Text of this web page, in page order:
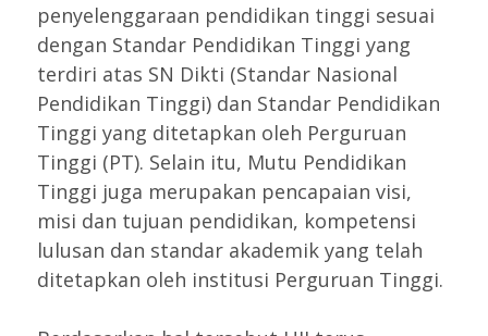
penyelenggaraan pendidikan tinggi sesuai
dengan Standar Pendidikan Tinggi yang
terdiri atas SN Dikti (Standar Nasional
Pendidikan Tinggi) dan Standar Pendidikan
Tinggi yang ditetapkan oleh Perguruan
Tinggi (PT). Selain itu, Mutu Pendidikan
Tinggi juga merupakan pencapaian visi,
misi dan tujuan pendidikan, kompetensi
lulusan dan standar akademik yang telah
ditetapkan oleh institusi Perguruan Tinggi.